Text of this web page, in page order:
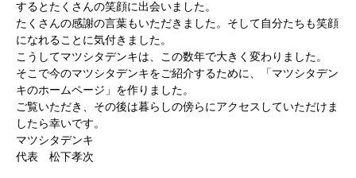
するとたくさんの笑顔に出会いました。
たくさんの感謝の言葉もいただきました。そして自分たちも笑顔
になれることに気付きました。
こうしてマツシタデンキは、この数年で大きく変わりました。
そこで今のマツシタデンキをご紹介するために、「マツシタデン
キのホームページ」を作りました。
ご覧いただき、その後は暮らしの傍らにアクセスしていただけま
したら幸いです。
マツシタデンキ
代表 松下孝次